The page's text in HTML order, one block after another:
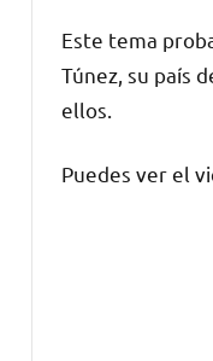
Este tema
Túnez, su país
ellos.
Puedes ver el